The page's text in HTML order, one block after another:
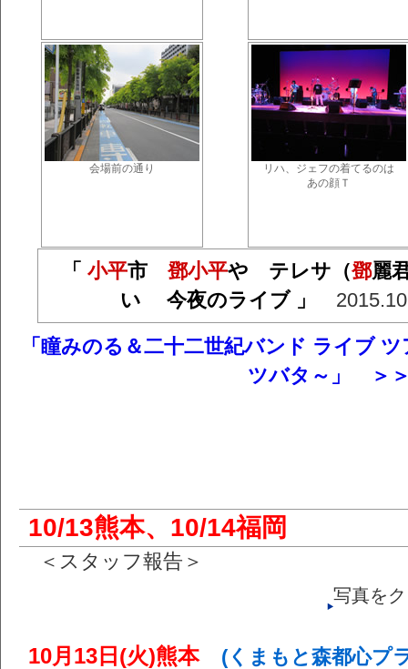
会場前の通り
リハ、ジェフの着てるのは
あの顔Ｔ
「 小平市 鄧小平や テレサ（鄧麗
い 今夜のライブ 」
「瞳みのる＆二十二世紀バンド ライブ
ツバタ～」 ＞
10/13熊本、10/14福岡
＜スタッフ報告＞
写真を
10月13日(火)熊本 (くまもと森都心プ